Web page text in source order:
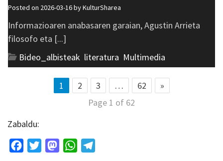
Posted on 2026-03-16 byKulturSharea
Informazioaren anabasaren garaian, Agustin Arrieta
filosofo eta [...]
Bideo_albisteak literatura Multimedia
1 2 3 … 62
»
Page 1 of 62
Zabaldu:
FacebookTwitterMastodonWhatsApp